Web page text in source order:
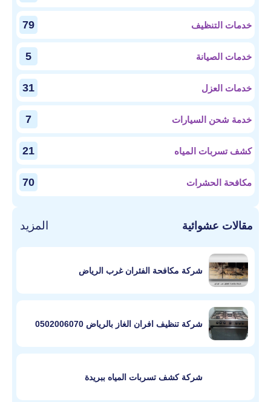
خدمات التنظيف 79
خدمات الصيانة 5
خدمات العزل 31
خدمة شحن السيارات 7
كشف تسربات المياه 21
مكافحة الحشرات 70
مقالات عشوائية المزيد
شركة مكافحة الفئران غرب الرياض
شركة تنظيف افران الغاز بالرياض 0502006070
شركة كشف تسربات المياه ببريدة